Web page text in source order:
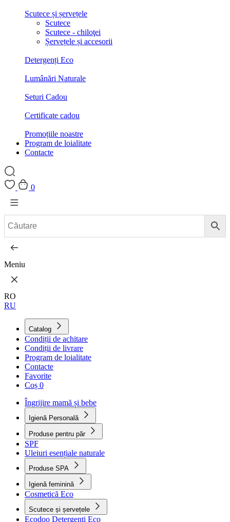
Scutece și șervețele
Scutece
Scutece - chiloţei
Șervețele și accesorii
Detergenți Eco
Lumânări Naturale
Seturi Cadou
Certificate cadou
Promoțiile noastre
Program de loialitate
Contacte
0
Meniu
RO
RU
Catalog
Condiții de achitare
Condiții de livrare
Program de loialitate
Contacte
Favorite
Coș 0
Îngrijire mamă și bebe
Igienă Personală
Produse pentru păr
SPF
Uleiuri esențiale naturale
Produse SPA
Igienă feminină
Cosmetică Eco
Scutece și șervețele
Ecodoo Detergenți Eco